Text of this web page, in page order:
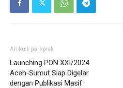
Artikulli paraprak
Launching PON XXI/2024
Aceh-Sumut Siap Digelar
dengan Publikasi Masif